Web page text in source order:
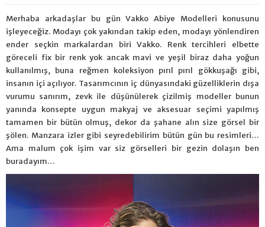
Merhaba arkadaşlar bu gün Vakko Abiye Modelleri konusunu
işleyeceğiz. Modayı çok yakından takip eden, modayı yönlendiren
ender seçkin markalardan biri Vakko. Renk tercihleri elbette
göreceli fix bir renk yok ancak mavi ve yeşil biraz daha yoğun
kullanılmış, buna reğmen koleksiyon pırıl pırıl gökkuşağı gibi,
insanın içi açılıyor. Tasarımcının iç dünyasındaki güzelliklerin dışa
vurumu sanırım, zevk ile düşünülerek çizilmiş modeller bunun
yanında konsepte uygun makyaj ve aksesuar seçimi yapılmış
tamamen bir bütün olmuş, dekor da şahane alın size görsel bir
şölen. Manzara izler gibi seyredebilirim bütün gün bu resimleri…
Ama malum çok işim var siz görselleri bir gezin dolaşın ben
buradayım…